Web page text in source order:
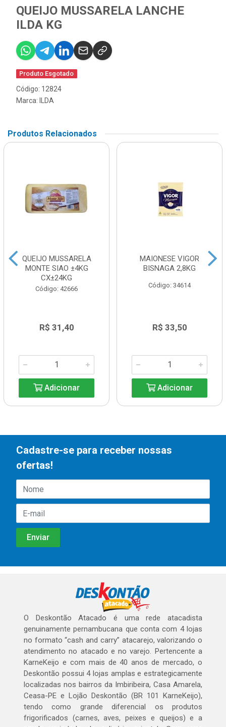
QUEIJO MUSSARELA LANCHE
ILDA KG
Produto Esgotado
Código: 12824
Marca:
ILDA
Produtos Relacionados
QUEIJO MUSSARELA
MONTE SIAO ±4KG
CX±24KG
Código: 42666
R$ 31,40
Adicionar
MAIONESE VIGOR
BISNAGA 2,8KG
Código: 34614
R$ 33,50
Adicionar
Cadastre-se para receber nossas
ofertas!
O Deskontão Atacado é uma rede atacadista
genuinamente pernambucana que conta com 4 lojas
no formato “cash and carry” atacarejo, valorizando o
atendimento no atacado e no varejo. Pertencente a
KarneKeijo e com mais de 40 anos de mercado, o
Deskontão possui 4 lojas amplas e estrategicamente
localizadas nos bairros da Imbiribeira, Casa Amarela,
Ceasa-PE e Lojão Deskontão (BR 101 KarneKeijo),
tendo como grande diferencial os produtos
frigorificados (carnes, aves, peixes e queijos) e a